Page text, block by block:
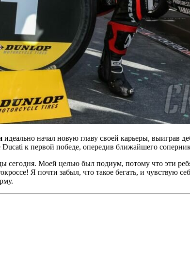
идеально начал новую главу своей карьеры, выиграв
к первой победе, опередив ближайшего
сегодня. Моей целью был подиум, потому что эти
Я почти забыл, что такое бегать, и чувствую